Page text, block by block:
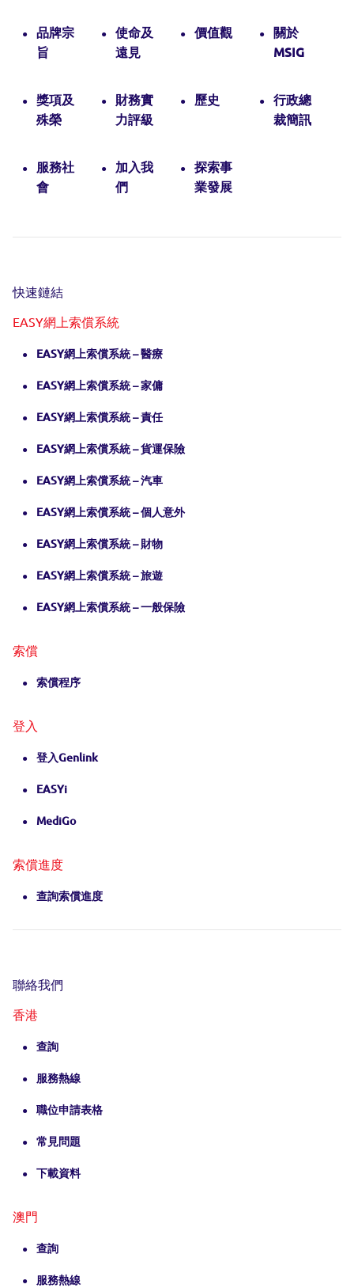
品牌宗
旨
使命及
遠見
價值觀
關於
MSIG
獎項及
殊榮
財務實
力評級
歷史
行政總
裁簡訊
服務社
會
加入我
們
探索事
業發展
快速鏈結
EASY網上索償系統
EASY網上索償系統 – 醫療
EASY網上索償系統 – 家傭
EASY網上索償系統 – 責任
EASY網上索償系統 – 貨運保險
EASY網上索償系統 – 汽車
EASY網上索償系統 – 個人意外
EASY網上索償系統 – 財物
EASY網上索償系統 – 旅遊
EASY網上索償系統 – 一般保險
索償
索償程序
登入
登入Genlink
EASYi
MediGo
索償進度
查詢索償進度
聯絡我們
香港
查詢
服務熱線
職位申請表格
常見問題
下載資料
澳門
查詢
服務熱線